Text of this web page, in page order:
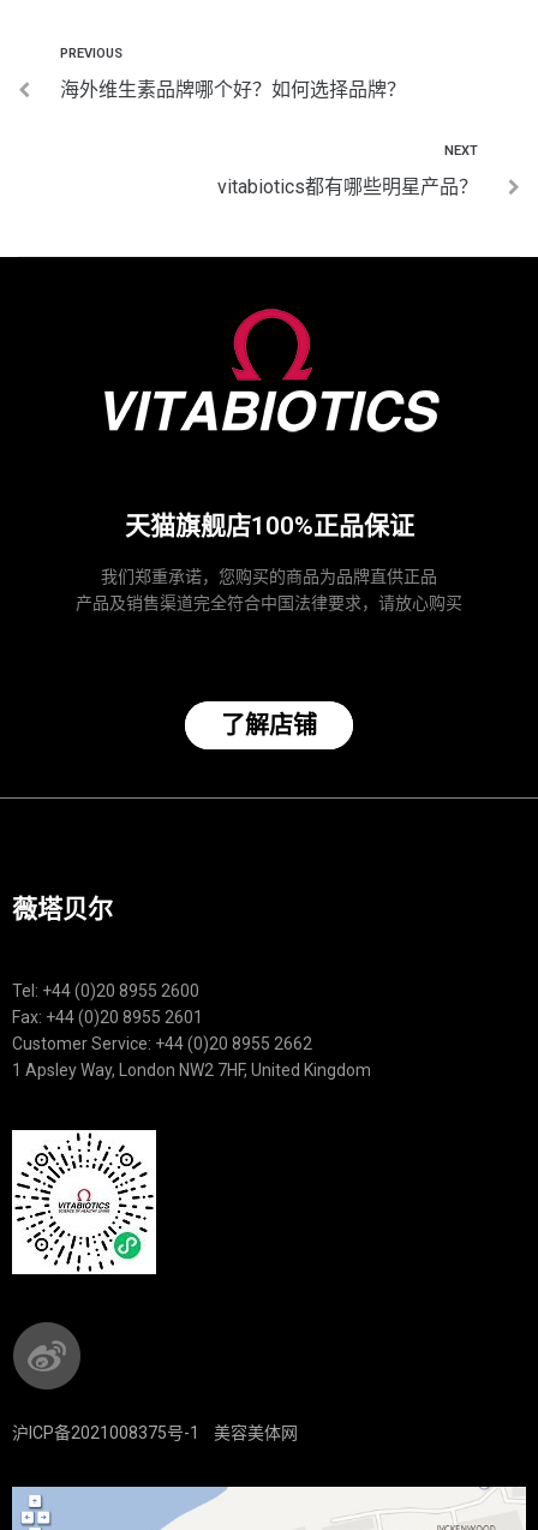
PREVIOUS
海外维生素品牌哪个好？如何选择品牌？
NEXT
vitabiotics都有哪些明星产品？
天猫旗舰店100%正品保证
我们郑重承诺，您购买的商品为品牌直供正品
产品及销售渠道完全符合中国法律要求，请放心购买
了解店铺
薇塔贝尔
Tel: +44 (0)20 8955 2600
Fax: +44 (0)20 8955 2601
Customer Service: +44 (0)20 8955 2662
1 Apsley Way, London NW2 7HF, United Kingdom
沪ICP备2021008375号-1 美容美体网